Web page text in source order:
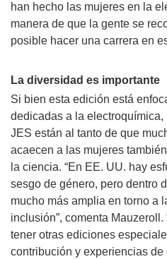
han hecho las mujeres en la
manera de que la gente se
posible hacer una carrera en
La diversidad es importante
Si bien esta edición está
dedicadas a la electroquímica,
JES están al tanto de que
acaecen a las mujeres
la ciencia. “En EE. UU. hay
sesgo de género, pero dentro
mucho más amplia en torno a
inclusión”, comenta
tener otras ediciones
contribución y experiencias de